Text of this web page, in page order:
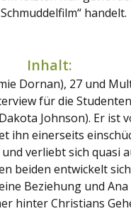
handelt.
Inhalt:
Dornan), 27 und
für die
Johnson). Er ist
ihn einerseits
verliebt sich quasi
beiden entwickelt
Beziehung und
hinter Christians